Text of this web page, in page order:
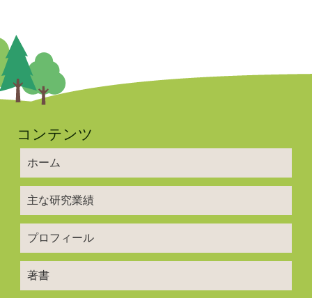
コンテンツ
ホーム
主な研究業績
プロフィール
著書